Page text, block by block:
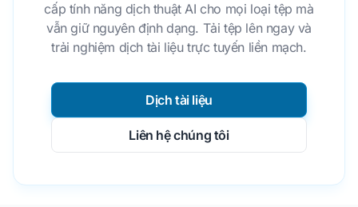
cấp tính năng dịch thuật AI cho mọi loại tệp mà
vẫn giữ nguyên định dạng. Tải tệp lên ngay và
trải nghiệm dịch tài liệu trực tuyến liền mạch.
Dịch tài liệu
Liên hệ chúng tôi